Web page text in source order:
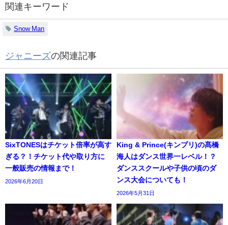
関連キーワード
Snow Man
ジャニーズの関連記事
SixTONESはチケット倍率が高す
ぎる？！チケット代や取り方に
一般販売の情報まで！
2026年6月20日
King & Prince(キンプリ)の髙橋
海人はダンス世界一レベル！？
ダンススクールや子供の頃のダ
ンス大会についても！
2026年5月31日